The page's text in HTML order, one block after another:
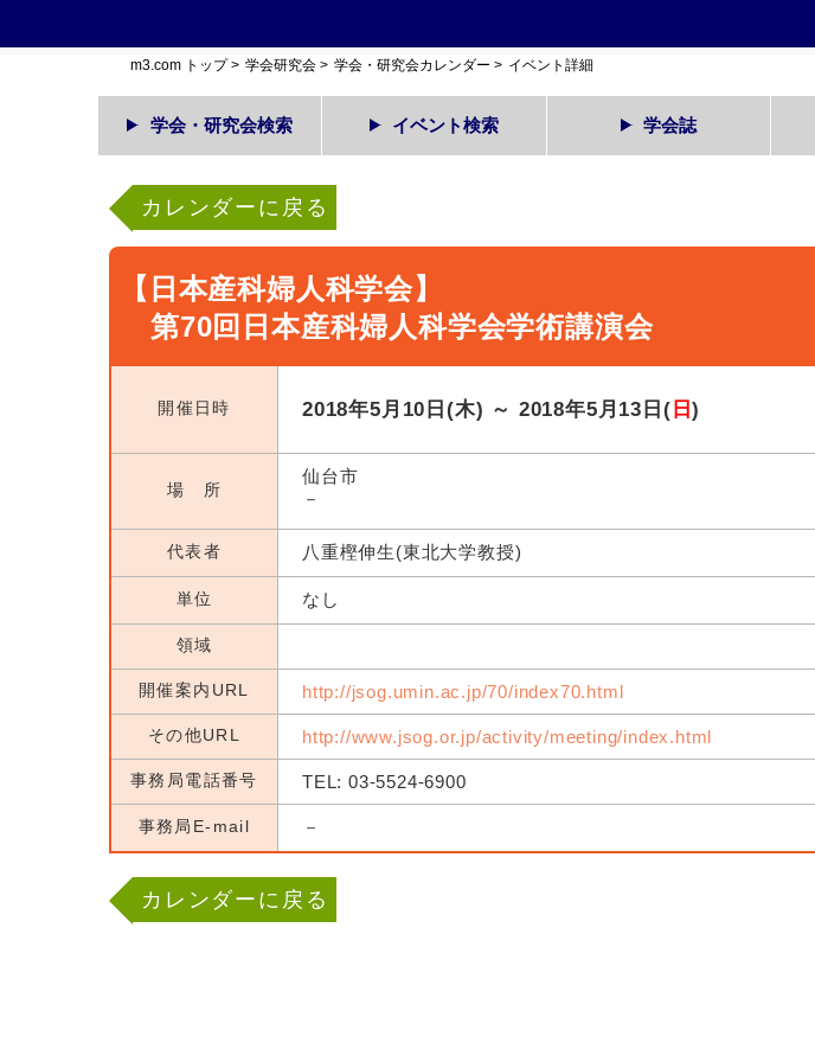
m3.com トップ> 学会研究会 > 学会・研究会カレンダー > イベント詳細
学会・研究会検索 イベント検索 学会誌
カレンダーに戻る
【日本産科婦人科学会】
第70回日本産科婦人科学会学術講演会
開催日時 2018年5月10日(木) ～ 2018年5月13日( 日)
場 所
仙台市
－
代表者 八重樫伸生(東北大学教授)
単位 なし
領域
開催案内URL http://jsog.umin.ac.jp/70/index70.html
その他URL http://www.jsog.or.jp/activity/meeting/index.html
事務局電話番号 TEL: 03-5524-6900
事務局E-mail －
カレンダーに戻る